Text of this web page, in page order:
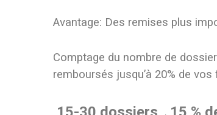
Avantage: Des remises plus
Comptage du nombre de
remboursés jusqu’à 20% de